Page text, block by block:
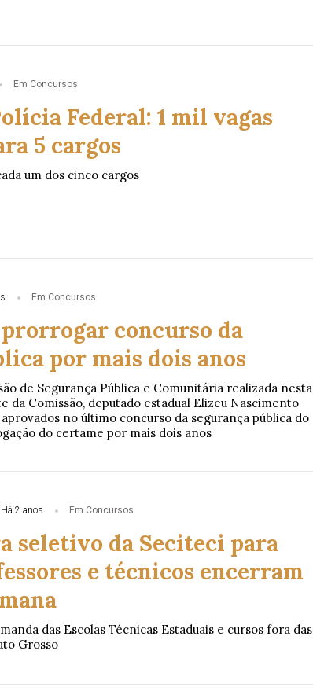
Em Concursos
Federal: 1 mil vagas
5 cargos
um dos cinco cargos
Em Concursos
concurso da
por mais dois anos
de Segurança Pública e Comunitária realizada nesta
da Comissão, deputado estadual Elizeu Nascimento
no último concurso da segurança pública do
do certame por mais dois anos
Há 2 anos Em Concursos
seletivo da Seciteci para
e técnicos encerram
das Escolas Técnicas Estaduais e cursos fora das
Grosso